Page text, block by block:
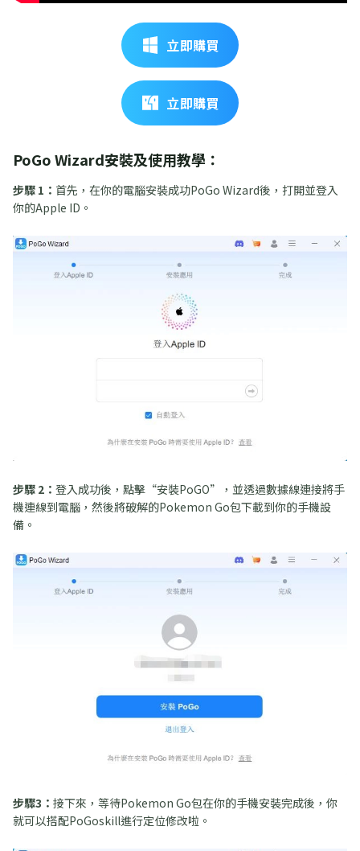
立即購買
立即購買
PoGo Wizard安裝及使用教學：
步驟 1： 首先，在你的電腦安裝成功PoGo Wizard後，打開並登入
你的Apple ID。
步驟 2： 登入成功後，點擊“安裝PoGO”，並透過數據線連接將手
機連線到電腦，然後將破解的Pokemon Go包下載到你的手機設
備。
步驟3： 接下來，等待Pokemon Go包在你的手機安裝完成後，你
就可以搭配PoGoskill進行定位修改啦。